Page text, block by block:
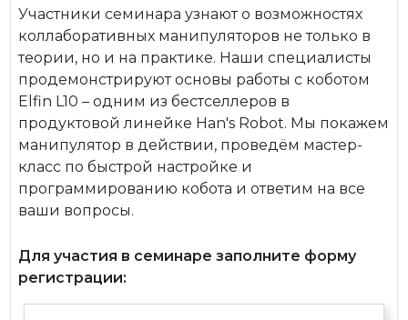
Участники семинара узнают о возможностях
коллаборативных манипуляторов не только в
теории, но и на практике. Наши специалисты
продемонстрируют основы работы с коботом
Elfin L10 – одним из бестселлеров в
продуктовой линейке Han's Robot. Мы покажем
манипулятор в действии, проведём мастер-
класс по быстрой настройке и
программированию кобота и ответим на все
ваши вопросы.
Для участия в семинаре заполните форму
регистрации: